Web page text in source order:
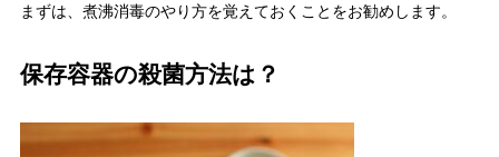
まずは、煮沸消毒のやり方を覚えておくことをお勧めします。
保存容器の殺菌方法は？